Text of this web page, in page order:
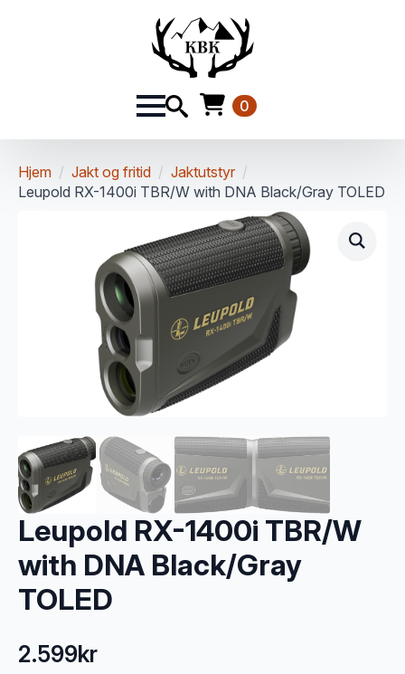
0
Hjem Jakt og fritid
Jaktutstyr
Leupold RX-1400i TBR/W with DNA Black/Gray TOLED
Leupold RX-1400i TBR/W
with DNA Black/Gray
TOLED
2.599kr